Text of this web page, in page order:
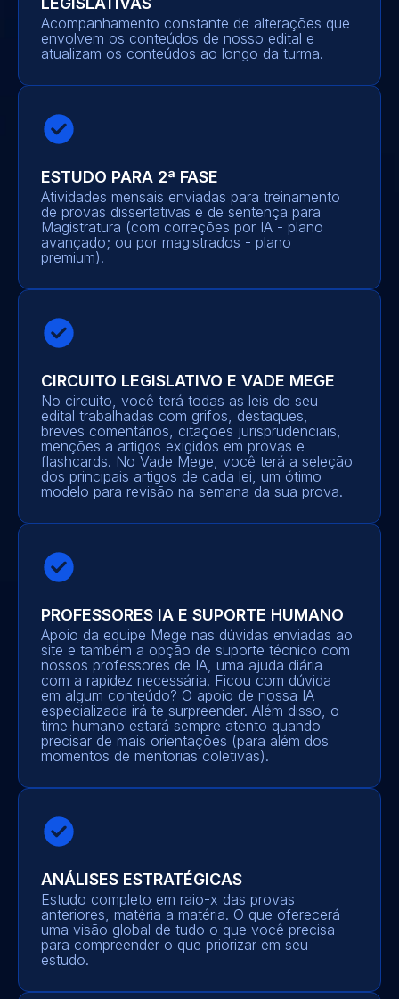
Acompanhamento constante de alterações que
envolvem os conteúdos de nosso edital e
atualizam os conteúdos ao longo da turma.
ESTUDO PARA 2ª FASE
Atividades mensais enviadas para treinamento
de provas dissertativas e de sentença para
Magistratura (com correções por IA - plano
avançado; ou por magistrados - plano
premium).
CIRCUITO LEGISLATIVO E VADE MEGE
No circuito, você terá todas as leis do seu
edital trabalhadas com grifos, destaques,
breves comentários, citações jurisprudenciais,
menções a artigos exigidos em provas e
flashcards. No Vade Mege, você terá a seleção
dos principais artigos de cada lei, um ótimo
modelo para revisão na semana da sua prova.
PROFESSORES IA E SUPORTE HUMANO
Apoio da equipe Mege nas dúvidas enviadas ao
site e também a opção de suporte técnico com
nossos professores de IA, uma ajuda diária
com a rapidez necessária. Ficou com dúvida
em algum conteúdo? O apoio de nossa IA
especializada irá te surpreender. Além disso, o
time humano estará sempre atento quando
precisar de mais orientações (para além dos
momentos de mentorias coletivas).
ANÁLISES ESTRATÉGICAS
Estudo completo em raio-x das provas
anteriores, matéria a matéria. O que oferecerá
uma visão global de tudo o que você precisa
para compreender o que priorizar em seu
estudo.